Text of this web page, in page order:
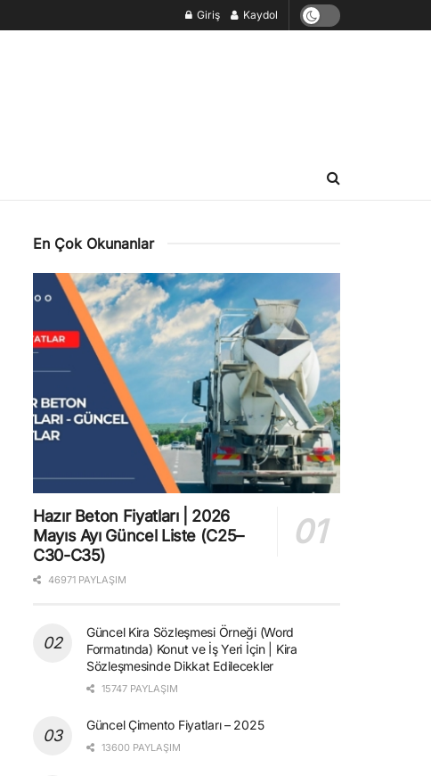
Giriş Kaydol
En Çok Okunanlar
Hazır Beton Fiyatları | 2026
Mayıs Ayı Güncel Liste (C25–
C30-C35)
46971 PAYLAŞIM
Güncel Kira Sözleşmesi Örneği (Word
Formatında) Konut ve İş Yeri İçin | Kira
Sözleşmesinde Dikkat Edilecekler
15747 PAYLAŞIM
Güncel Çimento Fiyatları – 2025
13600 PAYLAŞIM